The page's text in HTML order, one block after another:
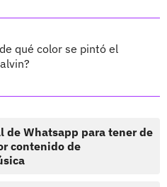
qué color se pintó el
de Whatsapp para tener de
contenido de